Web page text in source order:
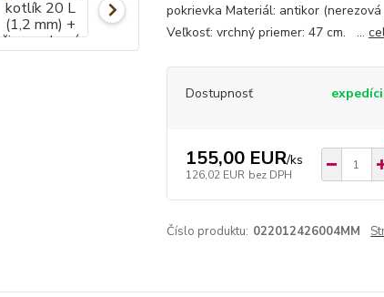
pokrievka Materiál: antikor
Veľkosť: vrchný priemer: 47 cm. ...
Dostupnosť
155,00 EUR/ks
126,02 EUR bez DPH
Číslo produktu: 022012426004MM